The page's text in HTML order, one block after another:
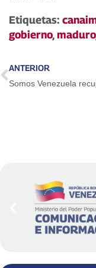
Etiquetas:
gobierno,maduro
ANTERIOR